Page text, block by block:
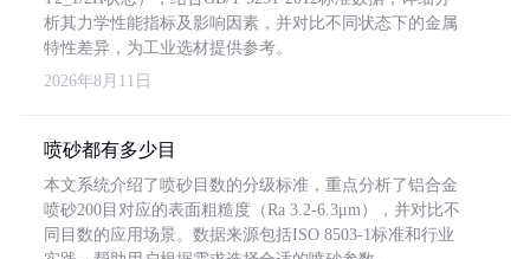
析其力学性能指标及影响因素，并对比不同状态下的金属
特性差异，为工业选材提供参考。
2026年8月11日
喷砂都有多少目
本文系统介绍了喷砂目数的分级标准，重点分析了铝合金
喷砂200目对应的表面粗糙度（Ra 3.2-6.3μm），并对比不
同目数的应用场景。数据来源包括ISO 8503-1标准和行业